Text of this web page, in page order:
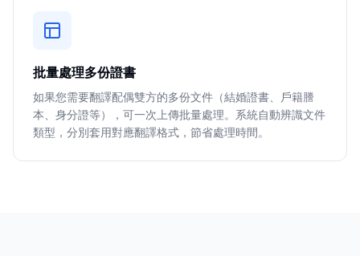
批量處理多份證書
如果您需要翻譯配偶雙方的多份文件（結婚證書、戶籍謄
本、身分證等），可一次上傳批量處理。系統自動辨識文件
類型，分別套用對應翻譯格式，節省處理時間。